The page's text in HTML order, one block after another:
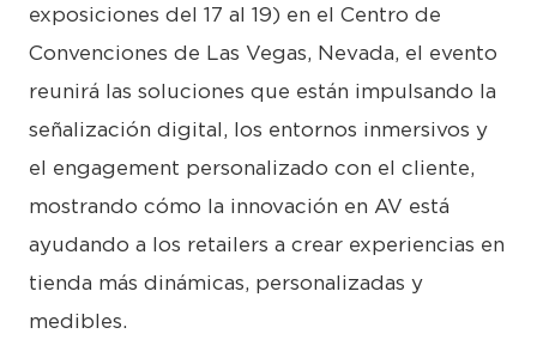
exposiciones del 17 al 19) en el Centro de
Convenciones de Las Vegas, Nevada, el evento
reunirá las soluciones que están impulsando la
señalización digital, los entornos inmersivos y
el engagement personalizado con el cliente,
mostrando cómo la innovación en AV está
ayudando a los retailers a crear experiencias en
tienda más dinámicas, personalizadas y
medibles.